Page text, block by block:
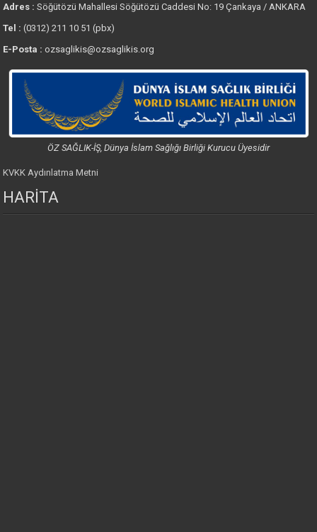
Adres :Söğütözü Mahallesi Söğütözü Caddesi No: 19 Çankaya / ANKARA
Tel : (0312) 211 10 51 (pbx)
E-Posta : ozsaglikis@ozsaglikis.org
ÖZ SAĞLIK-İŞ, Dünya İslam Sağlığı Birliği Kurucu Üyesidir
KVKK Aydınlatma Metni
HARİTA